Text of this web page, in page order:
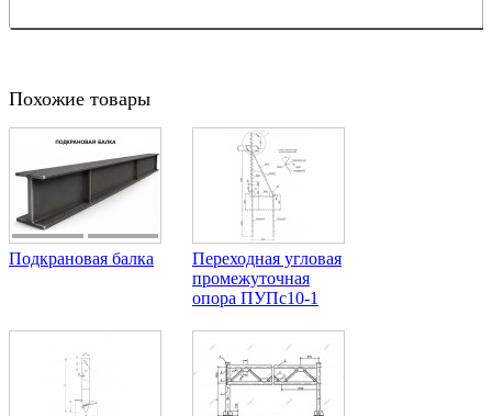
Похожие товары
Подкрановая балка
Переходная угловая
промежуточная
опора ПУПс10-1